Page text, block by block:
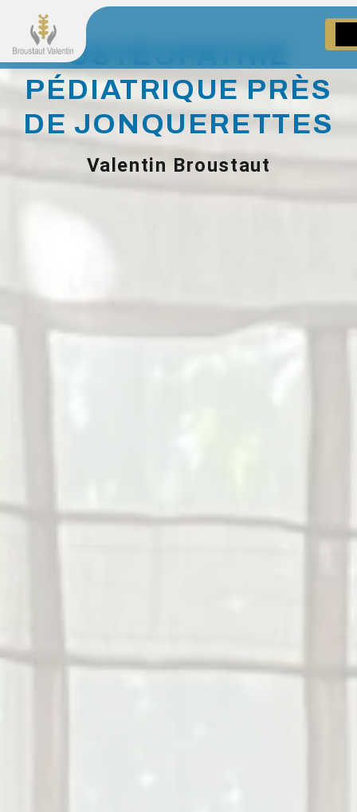
OSTÉOPATHIE
PÉDIATRIQUE PRÈS
DE JONQUERETTES
Valentin Broustaut
Panneau de gestion des cookies